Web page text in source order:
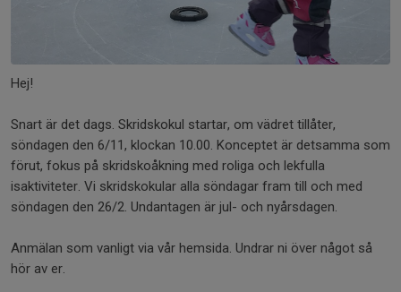
Hej!
Snart är det dags. Skridskokul startar, om vädret tillåter,
söndagen den 6/11, klockan 10.00. Konceptet är detsamma som
förut, fokus på skridskoåkning med roliga och lekfulla
isaktiviteter. Vi skridskokular alla söndagar fram till och med
söndagen den 26/2. Undantagen är jul- och nyårsdagen.
Anmälan som vanligt via vår hemsida. Undrar ni över något så
hör av er.